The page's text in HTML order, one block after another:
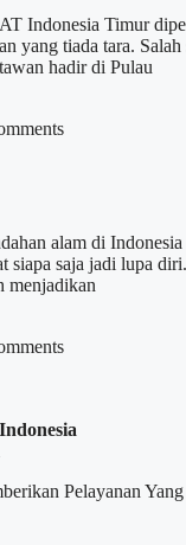
Indonesia Timur
yang tiada tara.
hadir di Pulau
alam di Indonesia
siapa saja jadi lupa
menjadikan
Pelayanan